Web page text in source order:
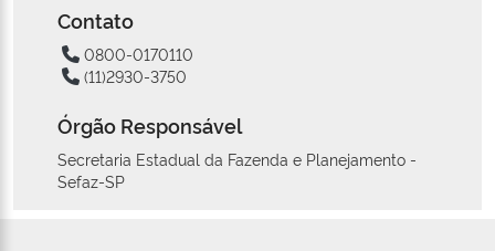
Contato
0800-0170110
(11)2930-3750
Órgão Responsável
Secretaria Estadual da Fazenda e Planejamento -
Sefaz-SP